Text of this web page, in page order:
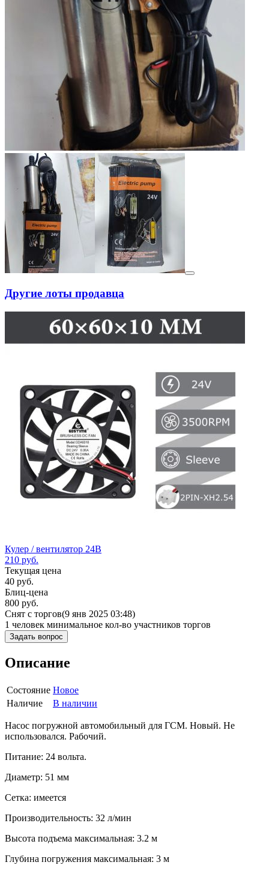
Другие лоты продавца
Кулер / вентилятор 24В
210 руб.
Текущая цена
40 руб.
Блиц-цена
800 руб.
Снят с торгов(9 янв 2025 03:48)
1 человек минимальное кол-во участников торгов
Задать вопрос
Описание
Состояние Новое
Наличие
В наличии
Насос погружной автомобильный для ГСМ. Новый. Не
использовался. Рабочий.
Питание: 24 вольта.
Диаметр: 51 мм
Сетка: имеется
Производительность: 32 л/мин
Высота подъема максимальная: 3.2 м
Глубина погружения максимальная: 3 м